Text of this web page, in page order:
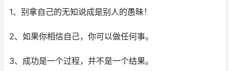
1、别拿自己的无知说成是别人的愚昧！
2、如果你相信自己，你可以做任何事。
3、成功是一个过程，并不是一个结果。